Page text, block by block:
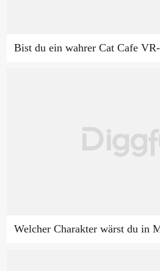
Bist du ein wahrer Cat Cafe
Welcher Charakter wärst du in